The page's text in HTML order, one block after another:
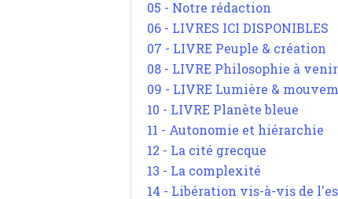
05 - Notre rédaction
06 - LIVRES ICI DISPONIBLES
07 - LIVRE Peuple & création
08 - LIVRE Philosophie à venir
09 - LIVRE Lumière &
10 - LIVRE Planète bleue
11 - Autonomie et hiérarchie
12 - La cité grecque
13 - La complexité
14 - Libération vis-à-vis de